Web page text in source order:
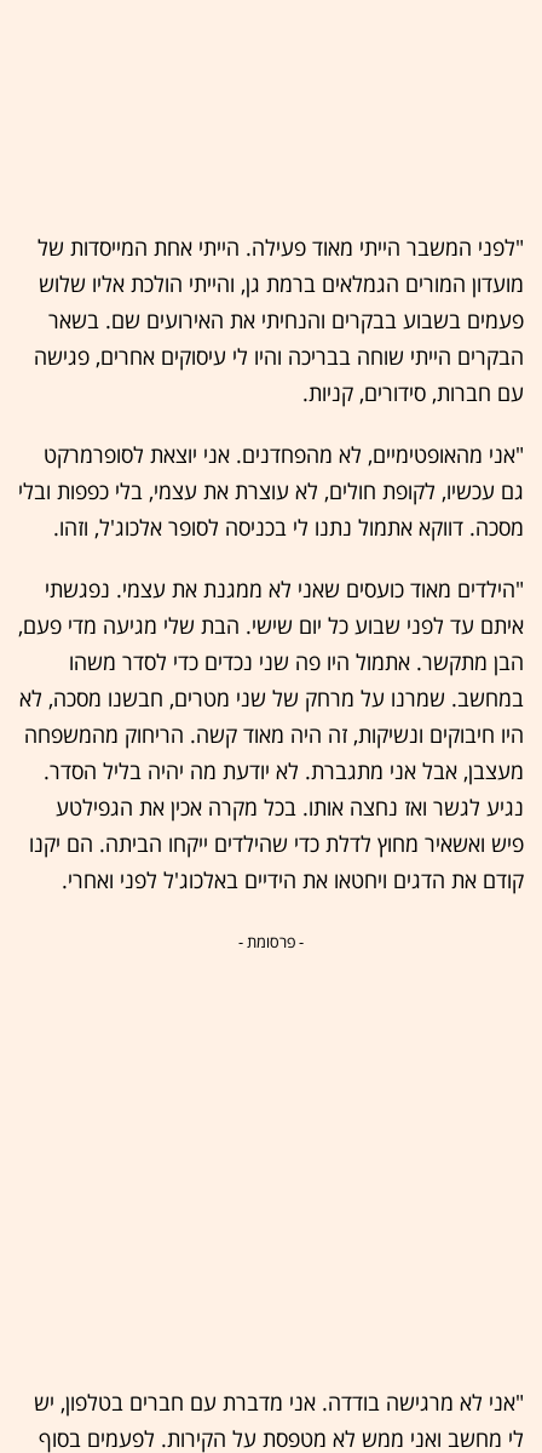
"לפני המשבר הייתי מאוד פעילה. הייתי אחת המייסדות של
מועדון המורים הגמלאים ברמת גן, והייתי הולכת אליו שלוש
פעמים בשבוע בבקרים והנחיתי את האירועים שם. בשאר
הבקרים הייתי שוחה בבריכה והיו לי עיסוקים אחרים, פגישה
עם חברות, סידורים, קניות.
"אני מהאופטימיים, לא מהפחדנים. אני יוצאת לסופרמרקט
גם עכשיו, לקופת חולים, לא עוצרת את עצמי, בלי כפפות ובלי
מסכה. דווקא אתמול נתנו לי בכניסה לסופר אלכוג'ל, וזהו.
"הילדים מאוד כועסים שאני לא ממגנת את עצמי. נפגשתי
איתם עד לפני שבוע כל יום שישי. הבת שלי מגיעה מדי פעם,
הבן מתקשר. אתמול היו פה שני נכדים כדי לסדר משהו
במחשב. שמרנו על מרחק של שני מטרים, חבשנו מסכה, לא
היו חיבוקים ונשיקות, זה היה מאוד קשה. הריחוק מהמשפחה
מעצבן, אבל אני מתגברת. לא יודעת מה יהיה בליל הסדר.
נגיע לגשר ואז נחצה אותו. בכל מקרה אכין את הגפילטע
פיש ואשאיר מחוץ לדלת כדי שהילדים ייקחו הביתה. הם יקנו
קודם את הדגים ויחטאו את הידיים באלכוג'ל לפני ואחרי.
- פרסומת -
"אני לא מרגישה בודדה. אני מדברת עם חברים בטלפון, יש
לי מחשב ואני ממש לא מטפסת על הקירות. לפעמים בסוף